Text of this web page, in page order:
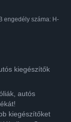
engedély száma: H-
kiegészítők
autós
kiegészítőket